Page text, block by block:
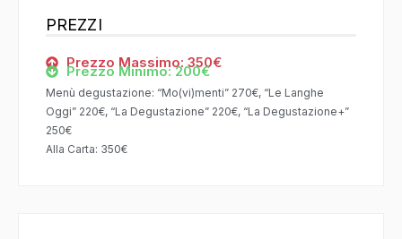
PREZZI
Prezzo Massimo: 350€
Prezzo Minimo: 200€
Menù degustazione: “Mo(vi)menti” 270€, “Le Langhe
Oggi” 220€, “La Degustazione” 220€, “La Degustazione+”
250€
Alla Carta: 350€